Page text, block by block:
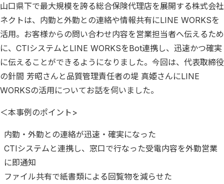
山口県下で最大規模を誇る総合保険代理店を展開する株式会社
ネクトは、内勤と外勤との連絡や情報共有にLINE WORKSを
活用。お客様からの問い合わせ内容を営業担当者へ伝えるため
に、CTIシステムとLINE WORKSをBot連携し、迅速かつ確実
に伝えることができるようになりました。今回は、代表取締役
の針間 芳昭さんと品質管理責任者の堤 真姫さんにLINE
WORKSの活用についてお話を伺いました。
＜本事例のポイント>
内勤・外勤との連絡が迅速・確実になった
CTIシステムと連携し、窓口で行なった受電内容を外勤営業
に即通知
ファイル共有で紙書類による回覧物を減らせた